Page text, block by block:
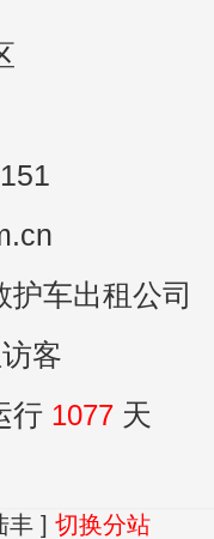
车出租公司
客
行 1077 天
丰 ] 切换分站